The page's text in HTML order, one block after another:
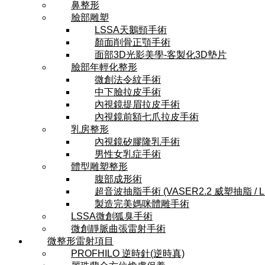
鼻整形
臉部雕塑
LSSA天鵝頸手術
顏面削骨正顎手術
面部3D光影美學-客製化3D墊片
臉部年輕化整形
微創法令紋手術
中下臉拉皮手術
內視鏡提眉拉皮手術
內視鏡前額七爪拉皮手術
乳房整形
內視鏡矽膠隆乳手術
男性女乳症手術
體型雕塑整形
腹部成形術
超音波抽脂手術 (VASER2.2 威塑抽脂 /
製造完美媽咪體雕手術
LSSA微創狐臭手術
微創靜脈曲張雷射手術
微整形雷射項目
PROFHILO 逆時針(逆時真)